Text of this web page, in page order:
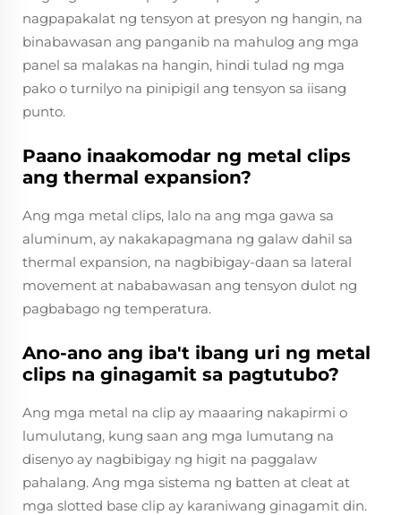
nagpapakalat ng tensyon at presyon ng hangin, na
binabawasan ang panganib na mahulog ang mga
panel sa malakas na hangin, hindi tulad ng mga
pako o turnilyo na pinipigil ang tensyon sa iisang
punto.
Paano inaakomodar ng metal clips
ang thermal expansion?
Ang mga metal clips, lalo na ang mga gawa sa
aluminum, ay nakakapagmana ng galaw dahil sa
thermal expansion, na nagbibigay-daan sa lateral
movement at nababawasan ang tensyon dulot ng
pagbabago ng temperatura.
Ano-ano ang iba't ibang uri ng metal
clips na ginagamit sa pagtutubo?
Ang mga metal na clip ay maaaring nakapirmi o
lumulutang, kung saan ang mga lumutang na
disenyo ay nagbibigay ng higit na paggalaw
pahalang. Ang mga sistema ng batten at cleat at
mga slotted base clip ay karaniwang ginagamit din.